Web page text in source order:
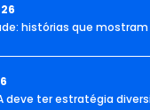
histórias que
deve ter estratégia